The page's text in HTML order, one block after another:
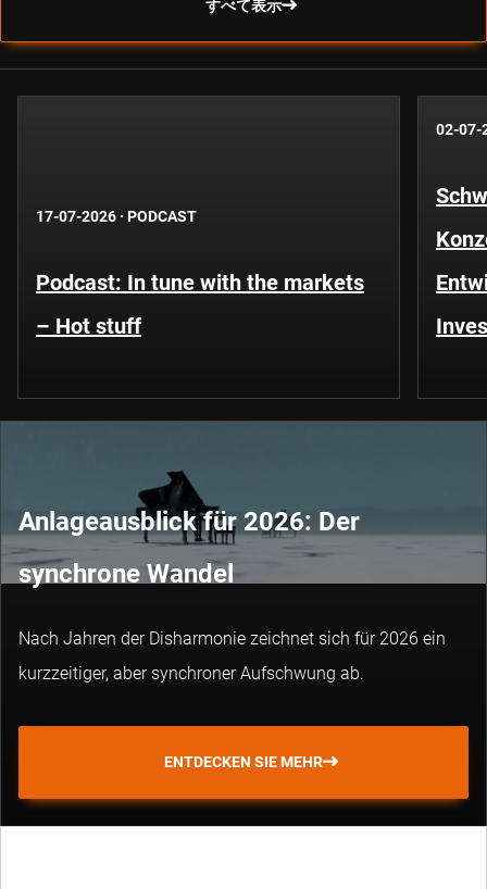
すべて表示
17-07-2026 · PODCAST
Podcast: In tune with the markets
– Hot stuff
02-07-
Anlageausblick für 2026: Der
synchrone Wandel
Nach Jahren der Disharmonie zeichnet sich für 2026 ein
kurzzeitiger, aber synchroner Aufschwung ab.
ENTDECKEN SIE MEHR